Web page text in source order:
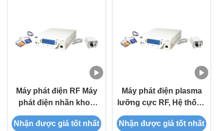
Máy phát điện RF Máy
phát điện nhãn khoa
cho khiếm khuyết biểu
mô giác mạc dai dẳng
Nhận được giá tốt nhất
Máy phát điện plasma
lưỡng cực RF, Hệ thống
phẫu thuật huyết tương
cho bệnh lý sợi đốt
Nhận được giá tốt nhất